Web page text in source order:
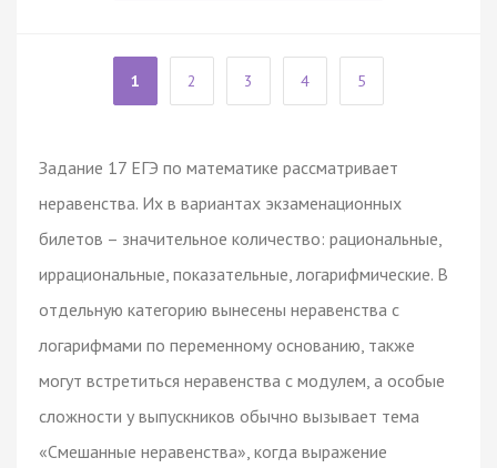
1 2 3 4 5
Задание 17 ЕГЭ по математике рассматривает
неравенства. Их в вариантах экзаменационных
билетов – значительное количество: рациональные,
иррациональные, показательные, логарифмические. В
отдельную категорию вынесены неравенства с
логарифмами по переменному основанию, также
могут встретиться неравенства с модулем, а особые
сложности у выпускников обычно вызывает тема
«Смешанные неравенства», когда выражение